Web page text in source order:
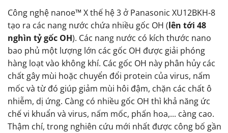
Công nghệ nanoe™ X thế hệ 3 ở Panasonic XU12BKH-8
tạo ra các nang nước chứa nhiều gốc OH (lên tới 48
nghìn tỷ gốc OH). Các nang nước có kích thước nano
bao phủ một lượng lớn các gốc OH được giải phóng
hàng loạt vào không khí. Các gốc OH này phân hủy các
chất gây mùi hoặc chuyển đổi protein của virus, nấm
mốc và từ đó giúp giảm mùi hôi đậm, chặn các chất ô
nhiễm, dị ứng. Càng có nhiều gốc OH thì khả năng ức
chế vi khuẩn và virus, nấm mốc, phấn hoa,... càng cao.
Thậm chí, trong nghiên cứu mới nhất được công bố gần